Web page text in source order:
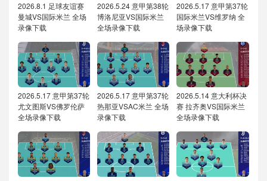
2026.8.1 足球友谊赛
曼城VS国际米兰 全场
录像下载
2026.5.24 意甲第38轮
博洛尼亚VS国际米兰
全场录像下载
2026.5.17 意甲第37轮
国际米兰VS维罗纳 全
场录像下载
2026.5.17 意甲第37轮
尤文图斯VS佛罗伦萨
全场录像下载
2026.5.17 意甲第37轮
热那亚VSAC米兰 全场
录像下载
2026.5.14 意大利杯决
赛 拉齐奥VS国际米兰
全场录像下载